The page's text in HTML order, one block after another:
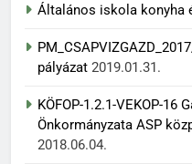
Általános iskola konyha
pályázat 2019.01.31.
KÖFOP-1.2.1-VEKOP-16
Önkormányzata ASP
2018.06.04.